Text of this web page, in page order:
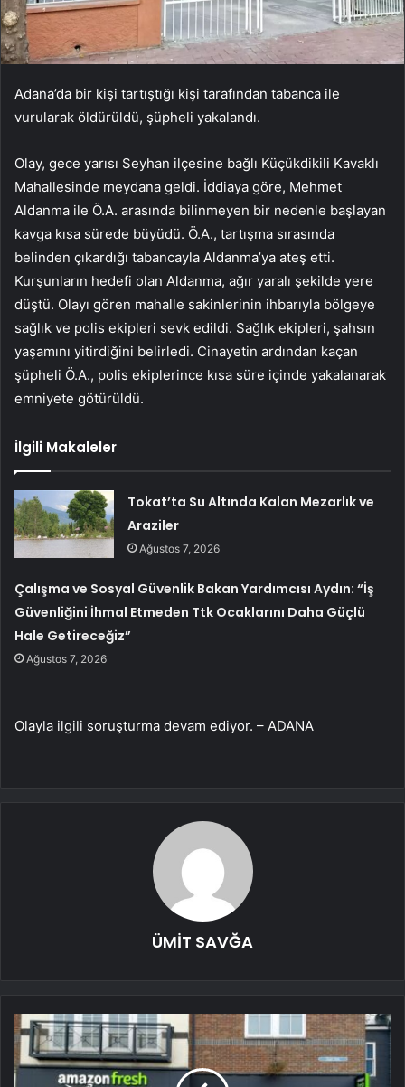
Adana’da bir kişi tartıştığı kişi tarafından tabanca ile
vurularak öldürüldü, şüpheli yakalandı.
Olay, gece yarısı Seyhan ilçesine bağlı Küçükdikili Kavaklı
Mahallesinde meydana geldi. İddiaya göre, Mehmet
Aldanma ile Ö.A. arasında bilinmeyen bir nedenle başlayan
kavga kısa sürede büyüdü. Ö.A., tartışma sırasında
belinden çıkardığı tabancayla Aldanma’ya ateş etti.
Kurşunların hedefi olan Aldanma, ağır yaralı şekilde yere
düştü. Olayı gören mahalle sakinlerinin ihbarıyla bölgeye
sağlık ve polis ekipleri sevk edildi. Sağlık ekipleri, şahsın
yaşamını yitirdiğini belirledi. Cinayetin ardından kaçan
şüpheli Ö.A., polis ekiplerince kısa süre içinde yakalanarak
emniyete götürüldü.
İlgili Makaleler
Tokat’ta Su Altında Kalan Mezarlık ve
Araziler
Ağustos 7, 2026
Çalışma ve Sosyal Güvenlik Bakan Yardımcısı Aydın: “İş
Güvenliğini İhmal Etmeden Ttk Ocaklarını Daha Güçlü
Hale Getireceğiz”
Ağustos 7, 2026
Olayla ilgili soruşturma devam ediyor. – ADANA
ÜMİT SAVĞA